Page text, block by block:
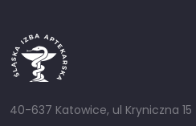
40-637 Katowice, ul Kryniczna 15